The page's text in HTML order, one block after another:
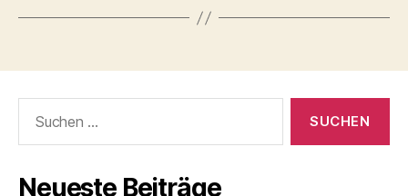
nach:
Neueste Beiträge